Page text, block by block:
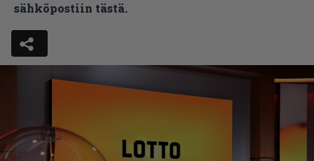
sähköpostiin tästä.